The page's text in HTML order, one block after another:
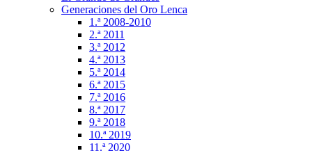
Generaciones del Oro Lenca
1.ª 2008-2010
2.ª 2011
3.ª 2012
4.ª 2013
5.ª 2014
6.ª 2015
7.ª 2016
8.ª 2017
9.ª 2018
10.ª 2019
11.ª 2020